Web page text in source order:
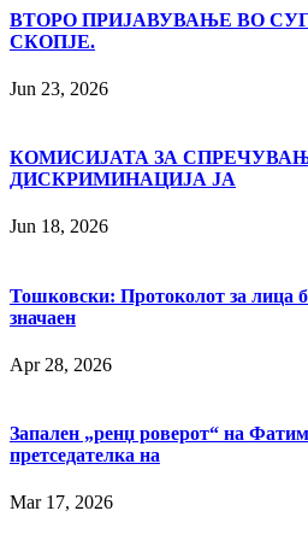
ВТОРО ПРИЈАВУВАЊЕ ВО
СКОПЈЕ.
Jun 23, 2026
КОМИСИЈАТА ЗА
ДИСКРИМИНАЦИЈА ЈА
Jun 18, 2026
Тошковски: Протоколот за лица
значаен
Apr 28, 2026
Запален „ренџ роверот“ на
претседателка на
Mar 17, 2026